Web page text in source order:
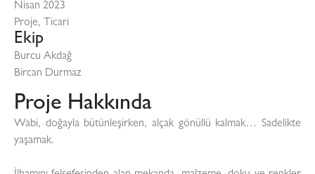
Nisan 2023
Proje, Ticari
Ekip
Burcu Akdağ
Bircan Durmaz
Proje Hakkında
Wabi, doğayla bütünleşirken, alçak gönüllü kalmak… Sadelikte
yaşamak.